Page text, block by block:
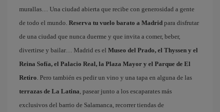
murallas… Una ciudad abierta que recibe con generosidad a gente
de todo el mundo. Reserva tu vuelo barato a Madrid para disfrutar
de una ciudad que nunca duerme y que invita a comer, beber,
divertirse y bailar… Madrid es el Museo del Prado, el Thyssen y el
Reina Sofía, el Palacio Real, la Plaza Mayor y el Parque de El
Retiro. Pero también es pedir un vino y una tapa en alguna de las
terrazas de La Latina, pasear junto a los escaparates más
exclusivos del barrio de Salamanca, recorrer tiendas de